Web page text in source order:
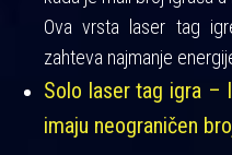
Ova vrsta laser tag
zahteva najmanje
Solo laser tag igra –
imaju neograničen